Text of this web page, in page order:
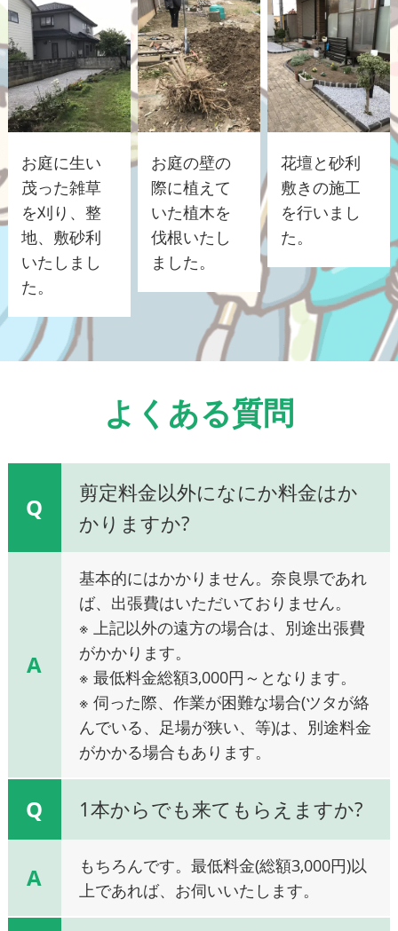
お庭に生い
茂った雑草
を刈り、整
地、敷砂利
いたしまし
た。
お庭の壁の
際に植えて
いた植木を
伐根いたし
ました。
花壇と砂利
敷きの施工
を行いまし
た。
よくある質問
Q
剪定料金以外になにか料金はか
かりますか?
A
基本的にはかかりません。奈良県であれ
ば、出張費はいただいておりません。
※ 上記以外の遠方の場合は、別途出張費
がかかります。
※ 最低料金総額3,000円～となります。
※ 伺った際、作業が困難な場合(ツタが絡
んでいる、足場が狭い、等)は、別途料金
がかかる場合もあります。
Q 1本からでも来てもらえますか?
A
もちろんです。最低料金(総額3,000円)以
上であれば、お伺いいたします。